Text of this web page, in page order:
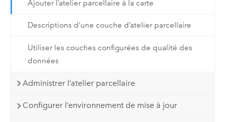
Ajouter l’atelier parcellaire à la carte
Descriptions d’une couche d’atelier parcellaire
Utiliser les couches configurées de qualité des
données
Administrer l’atelier parcellaire
Configurer l’environnement de mise à jour